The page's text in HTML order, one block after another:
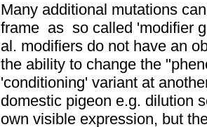
Many additional mutations
frame as so called 'modifier
al. modifiers do not have an
the ability to change the
'conditioning' variant at
domestic pigeon e.g. dilution
own visible expression, but